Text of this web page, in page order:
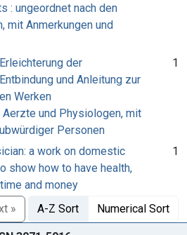
: ungeordnet nach den
mit Anmerkungen und
der
und Anleitung zur
Werken
und Physiologen, mit
Personen
1
a work on domestic
show how to have health,
and money
1
» A-Z Sort Numerical Sort